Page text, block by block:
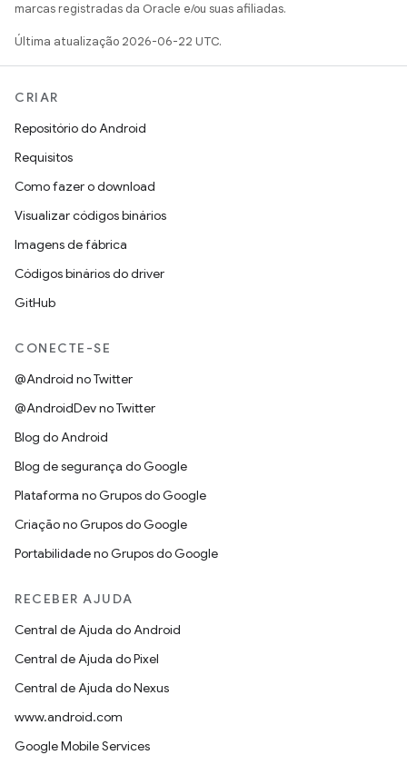
marcas registradas da Oracle e/ou suas afiliadas.
Última atualização 2026-06-22 UTC.
CRIAR
Repositório do Android
Requisitos
Como fazer o download
Visualizar códigos binários
Imagens de fábrica
Códigos binários do driver
GitHub
CONECTE-SE
@Android no Twitter
@AndroidDev no Twitter
Blog do Android
Blog de segurança do Google
Plataforma no Grupos do Google
Criação no Grupos do Google
Portabilidade no Grupos do Google
RECEBER AJUDA
Central de Ajuda do Android
Central de Ajuda do Pixel
Central de Ajuda do Nexus
www.android.com
Google Mobile Services